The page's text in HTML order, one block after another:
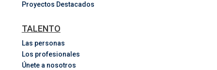
Proyectos Destacados
TALENTO
Las personas
Los profesionales
Únete a nosotros